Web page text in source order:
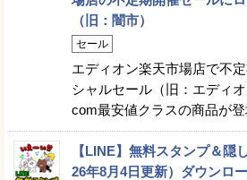
（旧：闇市）
セール
エディオン楽天市場店で不
シャルセール（旧：エディ
com最安値クラスの商品が登
【LINE】無料スタンプ＆隠
26年8月4日更新）ダウンロ